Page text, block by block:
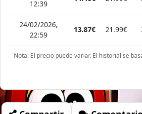
12:39
24/02/2026,
22:59
13.87€ 21.99€
Nota: El precio puede variar. El historial se